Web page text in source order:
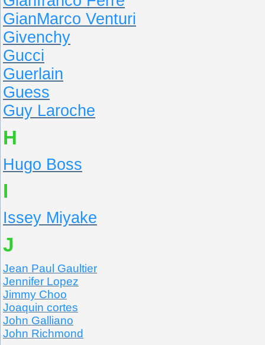
GianMarco Venturi
Givenchy
Gucci
Guerlain
Guess
Guy Laroche
H
Hugo Boss
I
Issey Miyake
J
Jean Paul Gaultier
Jennifer Lopez
Jimmy Choo
Joaquin cortes
John Galliano
John Richmond